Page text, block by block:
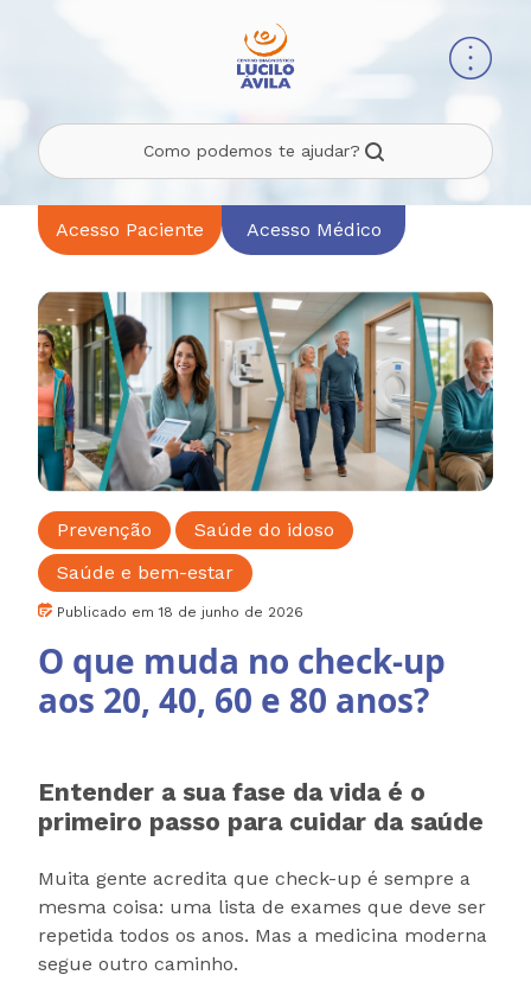
Como podemos te ajudar?
Acesso Paciente Acesso Médico
Prevenção
Saúde do idoso
Saúde e bem-estar
Publicado em 18 de junho de 2026
O que muda no check-up
aos 20, 40, 60 e 80 anos?
Entender a sua fase da vida é o
primeiro passo para cuidar da saúde
Muita gente acredita que check-up é sempre a
mesma coisa: uma lista de exames que deve ser
repetida todos os anos. Mas a medicina moderna
segue outro caminho.